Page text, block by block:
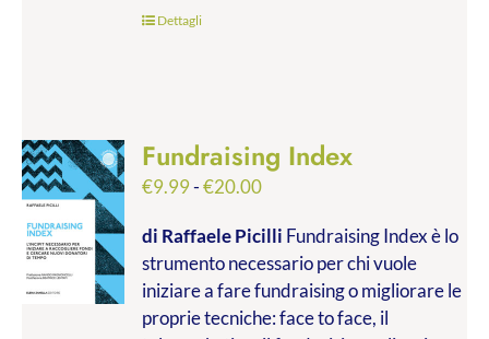
Dettagli
Fundraising Index
€9.99-€20.00Fascia
prezzo:
da
€9.99
a
di Raffaele Picilli Fundraising Index è lo
strumento necessario per chi vuole
iniziare a fare fundraising o migliorare le
proprie tecniche: face to face, il